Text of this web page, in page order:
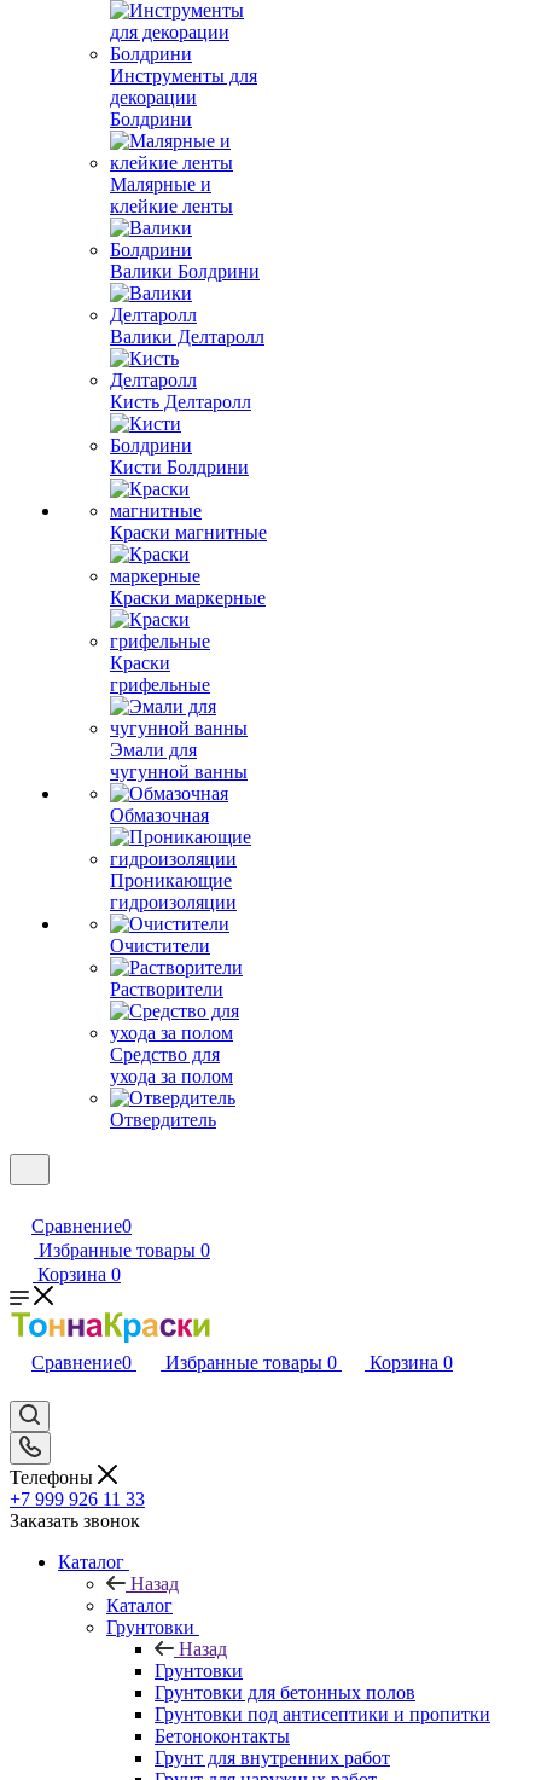
Инструменты для
декорации
Болдрини
Малярные и
клейкие ленты
Валики Болдрини
Валики Делтаролл
Кисть Делтаролл
Кисти Болдрини
Краски магнитные
Краски маркерные
Краски
грифельные
Эмали для
чугунной ванны
Обмазочная
Проникающие
гидроизоляции
Очистители
Растворители
Средство для
ухода за полом
Отвердитель
Сравнение0
Избранные товары 0
Корзина 0
Сравнение0 Избранные товары 0 Корзина 0
Телефоны
+7 999 926 11 33
Заказать звонок
Каталог
Назад
Каталог
Грунтовки
Назад
Грунтовки
Грунтовки для бетонных полов
Грунтовки под антисептики и пропитки
Бетоноконтакты
Грунт для внутренних работ